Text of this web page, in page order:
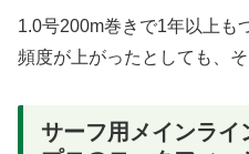
1.0号200m巻きで1年以上も
頻度が上がったとしても、
サーフ用メインライ